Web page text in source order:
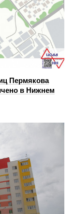
Пермякова
в Нижнем